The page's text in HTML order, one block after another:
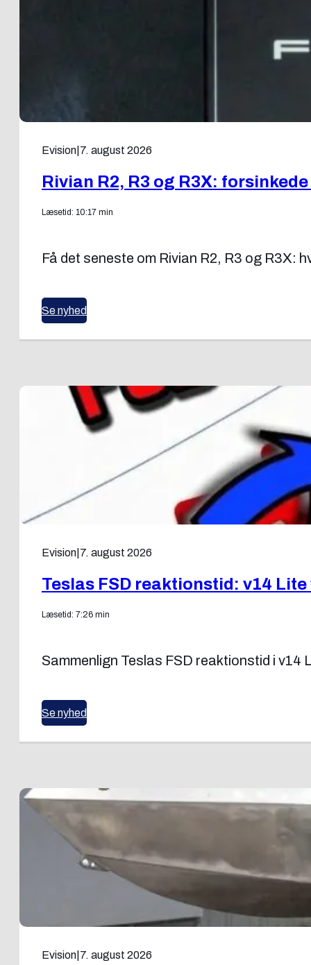
Evision 7. august 2026
Rivian R2, R3 og R3X:
Læsetid: 10:17 min
Få det seneste om Rivian R2, R3 og R3X:
Se nyhed
Evision 7. august 2026
Teslas FSD reaktionstid: v14 Lite
Læsetid: 7:26 min
Sammenlign Teslas FSD reaktionstid i
Se nyhed
Evision 7. august 2026